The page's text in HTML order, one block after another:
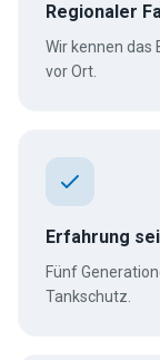
Regionaler
Wir kennen das
vor Ort.
Erfahrung
Fünf
Tankschutz.